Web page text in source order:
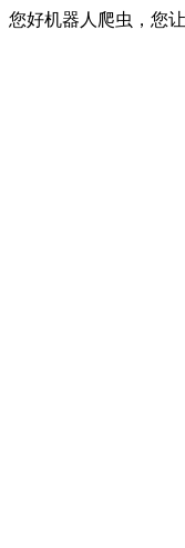
您好机器人爬虫，您